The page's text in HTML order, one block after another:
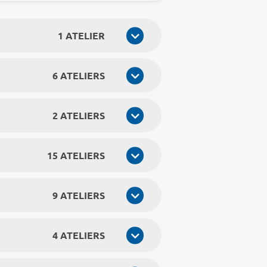
1 ATELIER
6 ATELIERS
2 ATELIERS
15 ATELIERS
9 ATELIERS
4 ATELIERS